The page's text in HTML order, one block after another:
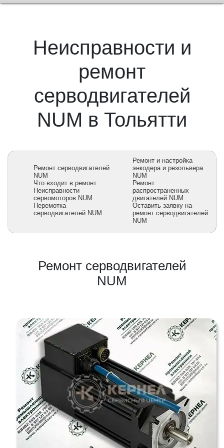
Неисправности и
ремонт
серводвигателей
NUM в Тольятти
Ремонт серводвигателей
NUM
Что входит в ремонт
Неисправности
сервомоторов NUM
Перемотка
серводвигателей NUM
Ремонт и настройка
энкодера и резольвера
NUM
Ремонт
распространенных
двигателей NUM
Оставить заявку на
ремонт серводвигателей
NUM
Ремонт серводвигателей
NUM